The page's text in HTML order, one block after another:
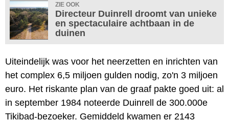
ZIE OOK
Directeur Duinrell droomt van unieke
en spectaculaire achtbaan in de
duinen
Uiteindelijk was voor het neerzetten en inrichten van
het complex 6,5 miljoen gulden nodig, zo'n 3 miljoen
euro. Het riskante plan van de graaf pakte goed uit: al
in september 1984 noteerde Duinrell de 300.000e
Tikibad-bezoeker. Gemiddeld kwamen er 2143